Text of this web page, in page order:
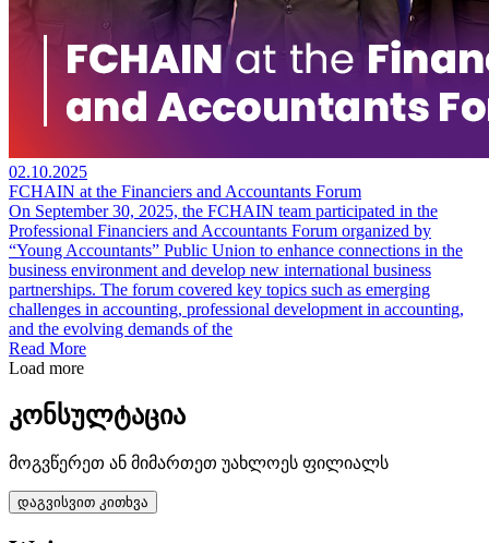
02.10.2025
FCHAIN at the Financiers and Accountants Forum
On September 30, 2025, the FCHAIN team participated in the
Professional Financiers and Accountants Forum organized by
“Young Accountants” Public Union to enhance connections in the
business environment and develop new international business
partnerships. The forum covered key topics such as emerging
challenges in accounting, professional development in accounting,
and the evolving demands of the
Read More
Load more
კონსულტაცია
მოგვწერეთ ან მიმართეთ უახლოეს ფილიალს
დაგვისვით კითხვა